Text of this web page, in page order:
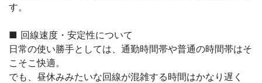
す。
■ 回線速度・安定性について
日常の使い勝手としては、通勤時間帯や普通の時間帯はそ
こそこ快適。
でも、昼休みみたいな回線が混雑する時間はかなり遅く